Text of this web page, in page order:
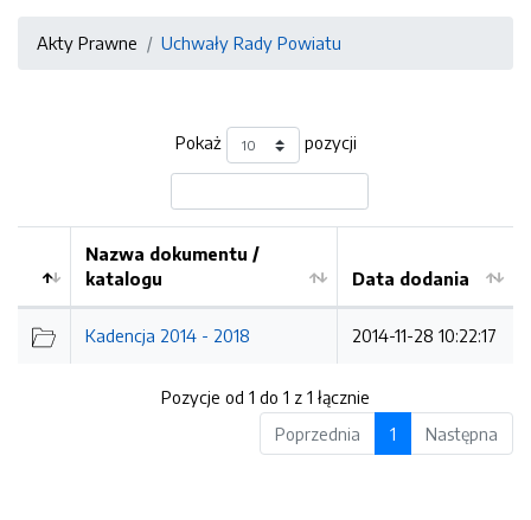
Akty Prawne Uchwały Rady Powiatu
Pokaż pozycji
Kolejność
Nazwa dokumentu /
katalogu
Data dodania
Kadencja 2014 - 2018 2014-11-28 10:22:17
Pozycje od 1 do 1 z 1 łącznie
Poprzednia
1 Następna